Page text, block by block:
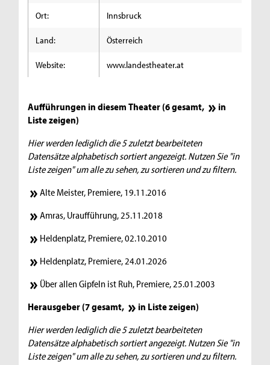
Ort: Innsbruck
Land: Österreich
Website: www.landestheater.at
Aufführungen in diesem Theater (6 gesamt,
in
Liste zeigen)
Hier werden lediglich die 5 zuletzt bearbeiteten
Datensätze alphabetisch sortiert angezeigt. Nutzen Sie "in
Liste zeigen" um alle zu sehen, zu sortieren und zu filtern.
Alte Meister, Premiere, 19.11.2016
Amras, Uraufführung, 25.11.2018
Heldenplatz, Premiere, 02.10.2010
Heldenplatz, Premiere, 24.01.2026
Über allen Gipfeln ist Ruh, Premiere, 25.01.2003
Herausgeber (7 gesamt,
in Liste zeigen)
Hier werden lediglich die 5 zuletzt bearbeiteten
Datensätze alphabetisch sortiert angezeigt. Nutzen Sie "in
Liste zeigen" um alle zu sehen, zu sortieren und zu filtern.